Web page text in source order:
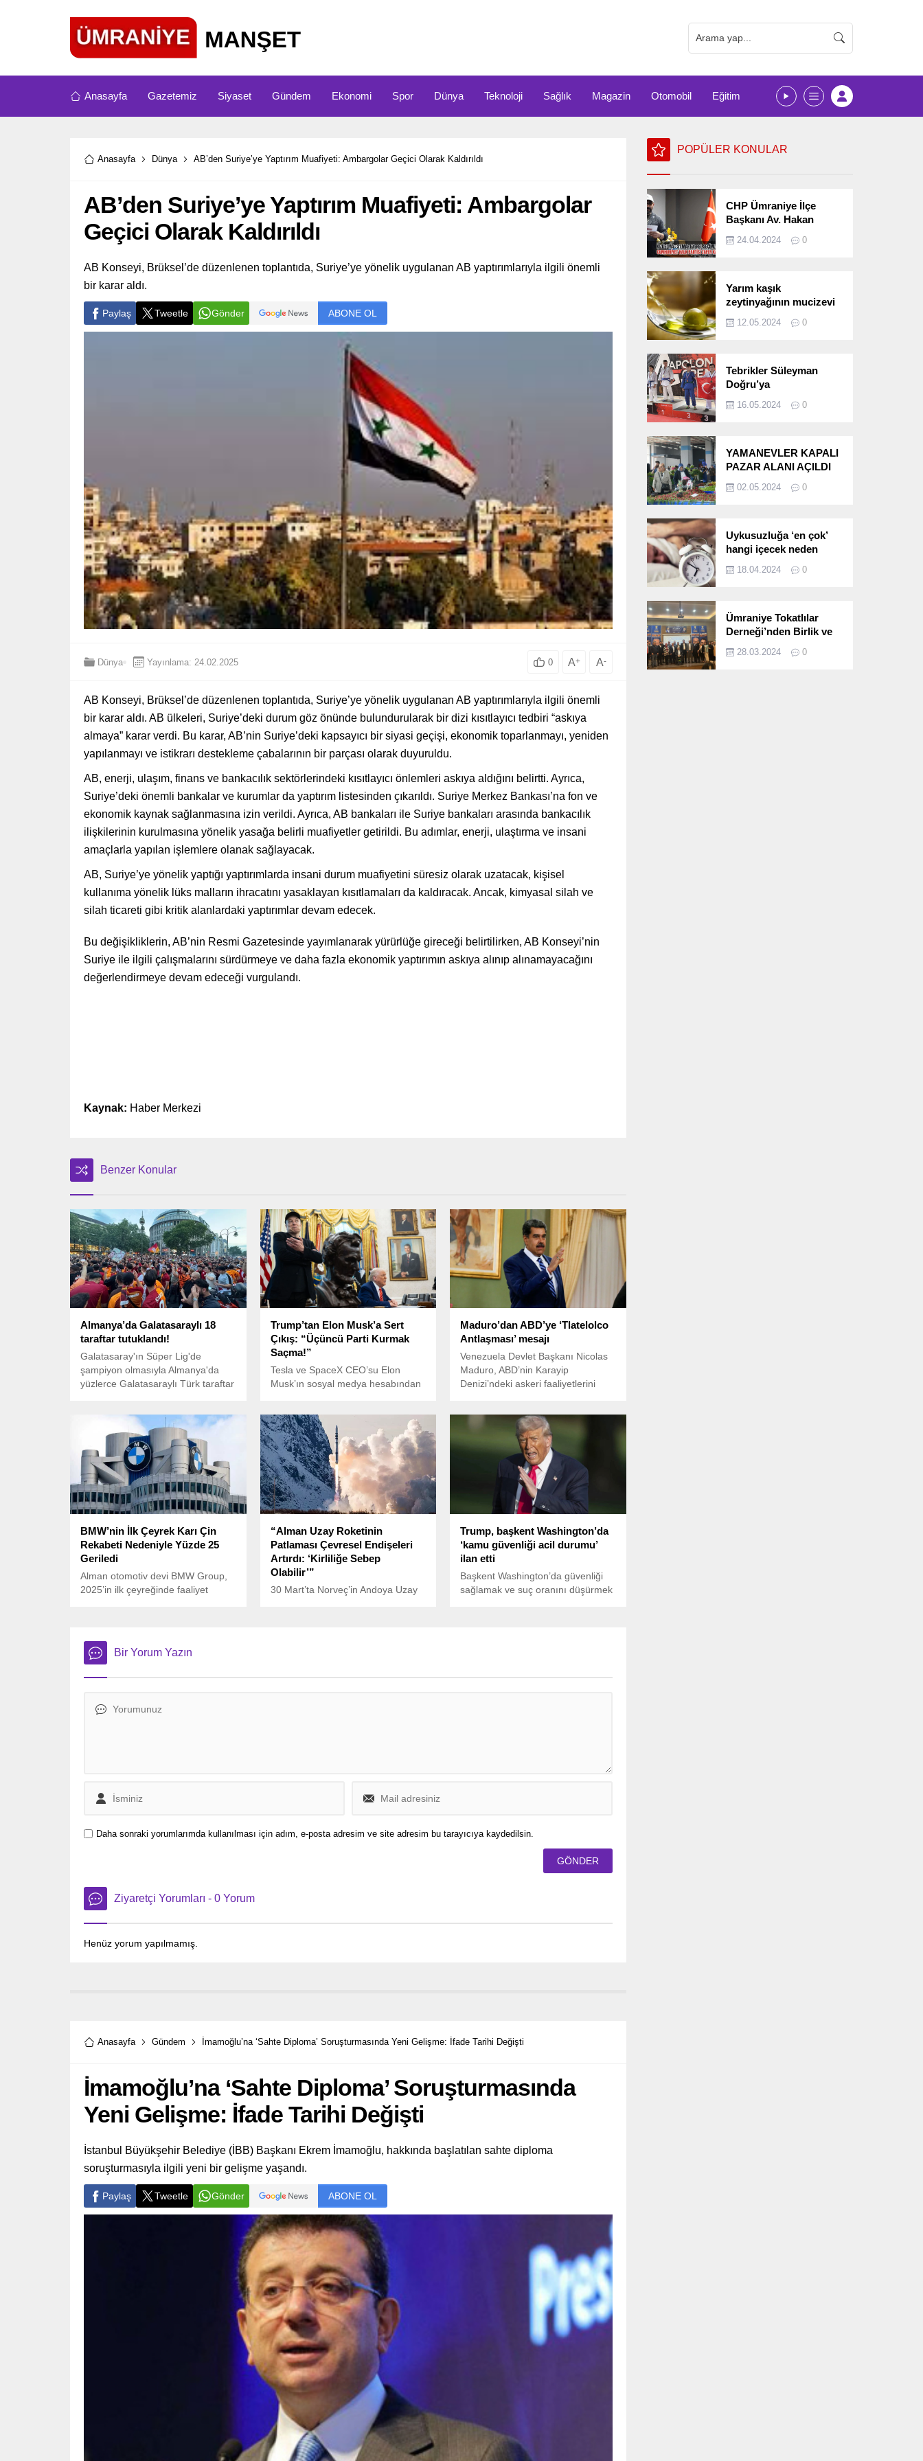
Anasayfa Gazetemiz Siyaset Gündem Ekonomi Spor Dünya Teknoloji Sağlık Magazin Otomobil Eğitim
Anasayfa Dünya AB’den Suriye’ye Yaptırım Muafiyeti: Ambargolar Geçici Olarak Kaldırıldı
AB’den Suriye’ye Yaptırım Muafiyeti: Ambargolar
Geçici Olarak Kaldırıldı
AB Konseyi, Brüksel’de düzenlenen toplantıda, Suriye’ye yönelik uygulanan AB yaptırımlarıyla ilgili önemli
bir karar aldı.
Paylaş Tweetle Gönder ABONE OL
Dünya Yayınlama: 24.02.2025 0 A+ A-
AB Konseyi, Brüksel’de düzenlenen toplantıda, Suriye’ye yönelik uygulanan AB yaptırımlarıyla ilgili önemli
bir karar aldı. AB ülkeleri, Suriye’deki durum göz önünde bulundurularak bir dizi kısıtlayıcı tedbiri “askıya
almaya” karar verdi. Bu karar, AB’nin Suriye’deki kapsayıcı bir siyasi geçişi, ekonomik toparlanmayı, yeniden
yapılanmayı ve istikrarı destekleme çabalarının bir parçası olarak duyuruldu.
AB, enerji, ulaşım, finans ve bankacılık sektörlerindeki kısıtlayıcı önlemleri askıya aldığını belirtti. Ayrıca,
Suriye’deki önemli bankalar ve kurumlar da yaptırım listesinden çıkarıldı. Suriye Merkez Bankası’na fon ve
ekonomik kaynak sağlanmasına izin verildi. Ayrıca, AB bankaları ile Suriye bankaları arasında bankacılık
ilişkilerinin kurulmasına yönelik yasağa belirli muafiyetler getirildi. Bu adımlar, enerji, ulaştırma ve insani
amaçlarla yapılan işlemlere olanak sağlayacak.
AB, Suriye’ye yönelik yaptığı yaptırımlarda insani durum muafiyetini süresiz olarak uzatacak, kişisel
kullanıma yönelik lüks malların ihracatını yasaklayan kısıtlamaları da kaldıracak. Ancak, kimyasal silah ve
silah ticareti gibi kritik alanlardaki yaptırımlar devam edecek.
Bu değişikliklerin, AB’nin Resmi Gazetesinde yayımlanarak yürürlüğe gireceği belirtilirken, AB Konseyi’nin
Suriye ile ilgili çalışmalarını sürdürmeye ve daha fazla ekonomik yaptırımın askıya alınıp alınamayacağını
değerlendirmeye devam edeceği vurgulandı.
Kaynak: Haber Merkezi
Benzer Konular
Almanya’da Galatasaraylı 18
taraftar tutuklandı!
Galatasaray'ın Süper Lig'de
şampiyon olmasıyla Almanya'da
yüzlerce Galatasaraylı Türk taraftar
18 Galatasaray taraftarını tutukladı.
Trump’tan Elon Musk’a Sert
Çıkış: “Üçüncü Parti Kurmak
Saçma!”
Tesla ve SpaceX CEO’su Elon
Musk’ın sosyal medya hesabından
Başkanı Donald Trump’tan sert bir
açıklama geldi.
Maduro’dan ABD’ye ‘Tlatelolco
Antlaşması’ mesajı
Venezuela Devlet Başkanı Nicolas
Maduro, ABD’nin Karayip
Denizi’ndeki askeri faaliyetlerini
BMW’nin İlk Çeyrek Karı Çin
Rekabeti Nedeniyle Yüzde 25
Geriledi
Alman otomotiv devi BMW Group,
2025’in ilk çeyreğinde faaliyet
“Alman Uzay Roketinin
Patlaması Çevresel Endişeleri
Artırdı: ‘Kirliliğe Sebep
Olabilir’”
30 Mart’ta Norveç’in Andoya Uzay
Trump, başkent Washington’da
‘kamu güvenliği acil durumu’
ilan etti
Başkent Washington’da güvenliği
sağlamak ve suç oranını düşürmek
Bir Yorum Yazın
Daha sonraki yorumlarımda kullanılması için adım, e-posta adresim ve site adresim bu tarayıcıya kaydedilsin.
Ziyaretçi Yorumları - 0 Yorum
Henüz yorum yapılmamış.
Anasayfa Gündem İmamoğlu’na ‘Sahte Diploma’ Soruşturmasında Yeni Gelişme: İfade Tarihi Değişti
İmamoğlu’na ‘Sahte Diploma’ Soruşturmasında
Yeni Gelişme: İfade Tarihi Değişti
İstanbul Büyükşehir Belediye (İBB) Başkanı Ekrem İmamoğlu, hakkında başlatılan sahte diploma
soruşturmasıyla ilgili yeni bir gelişme yaşandı.
Paylaş Tweetle Gönder ABONE OL
POPÜLER KONULAR
CHP Ümraniye İlçe
Başkanı Av. Hakan
Seçimlerini
24.04.2024 0
Yarım kaşık
zeytinyağının mucizevi
12.05.2024 0
Tebrikler Süleyman
Doğru’ya
16.05.2024 0
YAMANEVLER KAPALI
PAZAR ALANI AÇILDI
02.05.2024 0
Uykusuzluğa ‘en çok’
hangi içecek neden
18.04.2024 0
Ümraniye Tokatlılar
Derneği’nden Birlik ve
Programı
28.03.2024 0